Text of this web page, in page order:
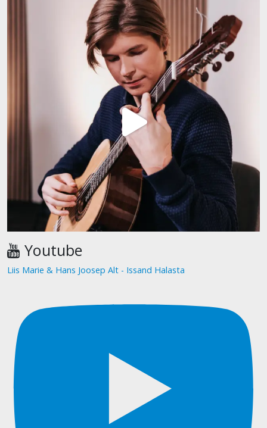
Youtube
Liis Marie & Hans Joosep Alt - Issand Halasta